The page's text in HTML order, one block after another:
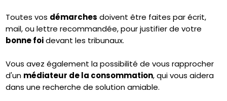
Toutes vos démarches doivent être faites par écrit,
mail, ou lettre recommandée, pour justifier de votre
bonne foidevant les tribunaux.
Vous avez également la possibilité de vous rapprocher
d'un médiateur de la consommation, qui vous aidera
dans une recherche de solution amiable.